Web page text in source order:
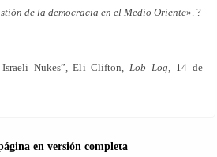
de la democracia en el Medio Oriente». ?
Israeli Nukes”, Eli Clifton,Lob Log, 14 de
en versión completa